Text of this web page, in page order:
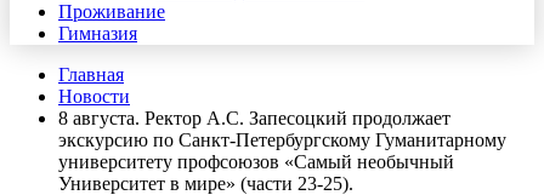
Проживание
Гимназия
Главная
Новости
8 августа. Ректор А.С. Запесоцкий продолжает
экскурсию по Санкт-Петербургскому Гуманитарному
университету профсоюзов «Самый необычный
Университет в мире» (части 23-25).